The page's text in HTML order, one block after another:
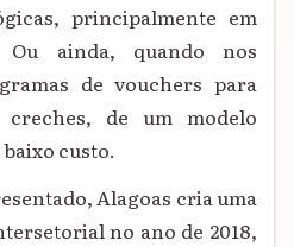
principalmente em
Ou ainda, quando nos
de vouchers para
de um modelo
custo.
Alagoas cria uma
no ano de 2018,